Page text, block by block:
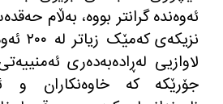
ئەوەندە گرانتر بووە، بەڵام
نزیکەی کەمێک زیاتر لە ٢٠٠ ئەوەندە زیادی کردووە
لاوازیی لەڕادەبەدەری
جۆرێکە کە خاوەنکاران و